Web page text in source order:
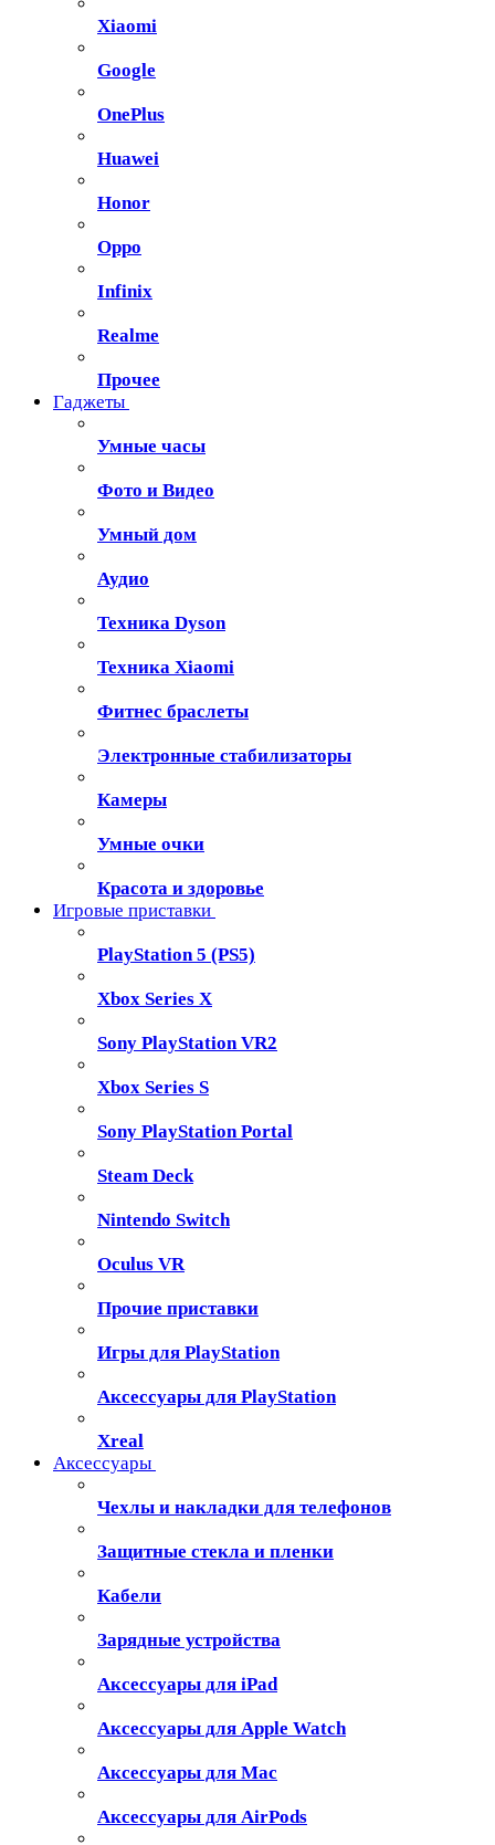
Xiaomi
Google
OnePlus
Huawei
Honor
Oppo
Infinix
Realme
Прочее
Гаджеты
Умные часы
Фото и Видео
Умный дом
Аудио
Техника Dyson
Техника Xiaomi
Фитнес браслеты
Электронные стабилизаторы
Камеры
Умные очки
Красота и здоровье
Игровые приставки
PlayStation 5 (PS5)
Xbox Series X
Sony PlayStation VR2
Xbox Series S
Sony PlayStation Portal
Steam Deck
Nintendo Switch
Oculus VR
Прочие приставки
Игры для PlayStation
Аксессуары для PlayStation
Xreal
Аксессуары
Чехлы и накладки для телефонов
Защитные стекла и пленки
Кабели
Зарядные устройства
Аксессуары для iPad
Аксессуары для Apple Watch
Аксессуары для Mac
Аксессуары для AirPods